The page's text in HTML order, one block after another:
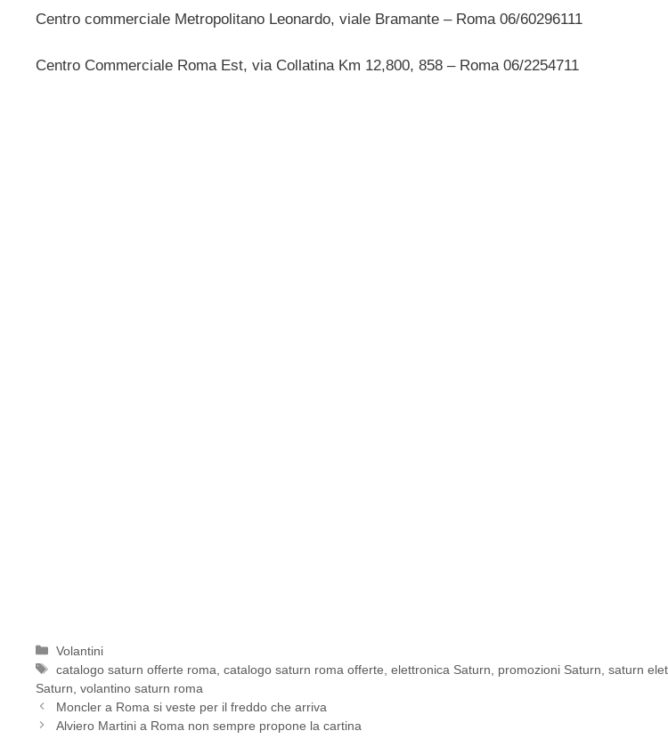
Centro commerciale Metropolitano Leonardo, viale Bramante – Roma 06/60296111
Centro Commerciale Roma Est, via Collatina Km 12,800, 858 – Roma 06/2254711
Categorie
Volantini
Tag
catalogo saturn offerte roma ,catalogo saturn roma offerte ,elettronica Saturn promozioni Saturn ,saturn
Saturn volantino saturn roma
Moncler a Roma si veste per il freddo che arriva
Alviero Martini a Roma non sempre propone la cartina